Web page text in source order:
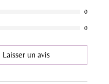
0
0
Laisser un avis